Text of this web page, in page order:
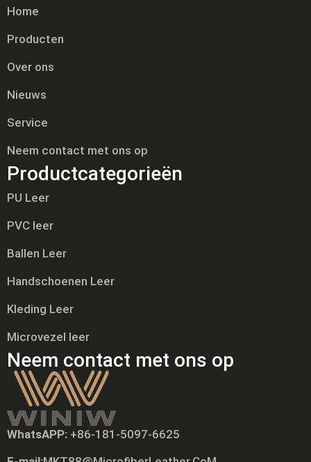
Home
Producten
Over ons
Nieuws
Service
Neem contact met ons op
Productcategorieën
PU Leer
PVC leer
Ballen Leer
Handschoenen Leer
Kleding Leer
Microvezel leer
Neem contact met ons op
WhatsAPP: +86-181-5097-6625